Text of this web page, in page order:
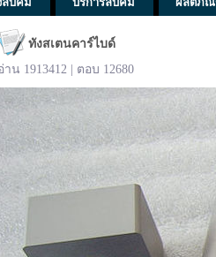
ทังสเตนคาร์ไบด์
าน 1913412 | ตอบ 12680